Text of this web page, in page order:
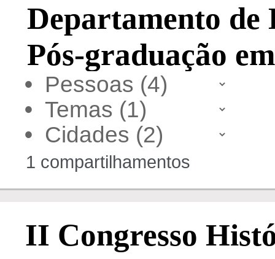
Departamento
Pós-graduação
•
•
•
1 compartilhamentos
II Congresso